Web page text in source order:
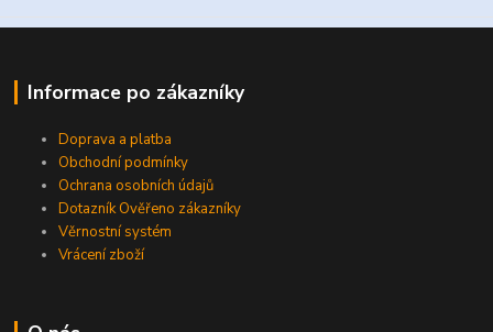
Informace po zákazníky
Doprava a platba
Obchodní podmínky
Ochrana osobních údajů
Dotazník Ověřeno zákazníky
Věrnostní systém
Vrácení zboží